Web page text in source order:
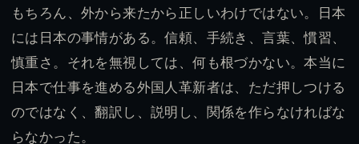
もちろん、外から来たから正しいわけではない。日本
には日本の事情がある。信頼、手続き、言葉、慣習、
慎重さ。それを無視しては、何も根づかない。本当に
日本で仕事を進める外国人革新者は、ただ押しつける
のではなく、翻訳し、説明し、関係を作らなければな
らなかった。